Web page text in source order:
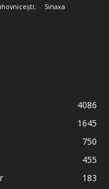
Sinaxa
4086
1645
750
455
183